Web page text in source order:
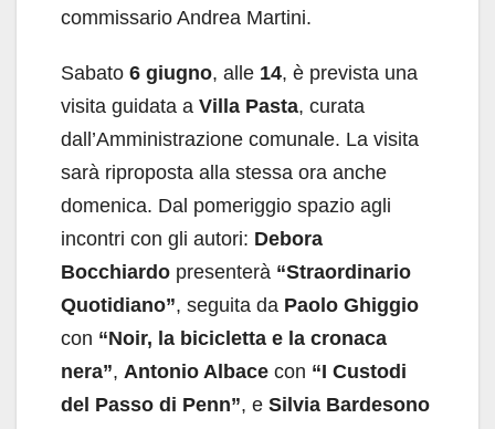
commissario Andrea Martini.
Sabato 6 giugno, alle 14, è prevista una
visita guidata a Villa Pasta, curata
dall’Amministrazione comunale. La visita
sarà riproposta alla stessa ora anche
domenica. Dal pomeriggio spazio agli
incontri con gli autori: Debora
Bocchiardo presenterà “Straordinario
Quotidiano”, seguita da Paolo Ghiggio
con “Noir, la bicicletta e la cronaca
nera”, Antonio Albace con “I Custodi
del Passo di Penn”, e Silvia Bardesono